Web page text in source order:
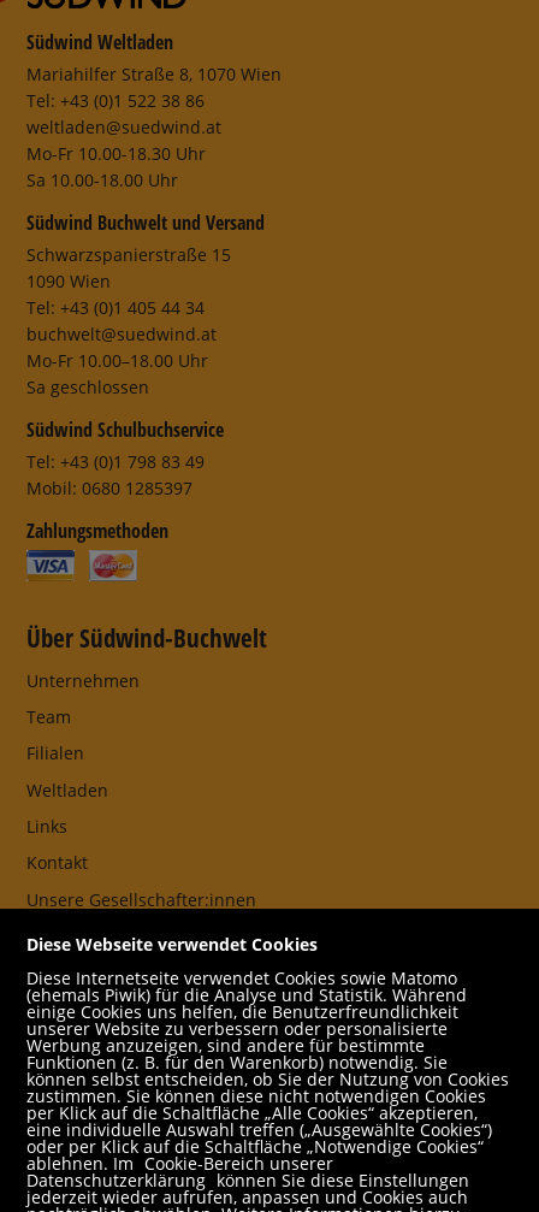
Südwind Weltladen
Mariahilfer Straße 8, 1070 Wien
Tel: +43 (0)1 522 38 86
weltladen@suedwind.at
Mo-Fr 10.00-18.30 Uhr
Sa 10.00-18.00 Uhr
Südwind Buchwelt und Versand
Schwarzspanierstraße 15
1090 Wien
Tel: +43 (0)1 405 44 34
buchwelt@suedwind.at
Mo-Fr 10.00–18.00 Uhr
Sa geschlossen
Südwind Schulbuchservice
Tel: +43 (0)1 798 83 49
Mobil: 0680 1285397
Zahlungsmethoden
Über Südwind-Buchwelt
Unternehmen
Team
Filialen
Weltladen
Links
Kontakt
Unsere Gesellschafter:innen
AGB
Impressum
Datenschutz- und Cookieerklärung
Freund:innen
Service
Jobs
Newsletter abonnieren
Schulbuchservice
Diese Webseite verwendet Cookies
Diese Internetseite verwendet Cookies sowie Matomo
(ehemals Piwik) für die Analyse und Statistik. Während
einige Cookies uns helfen, die Benutzerfreundlichkeit
unserer Website zu verbessern oder personalisierte
Werbung anzuzeigen, sind andere für bestimmte
Funktionen (z. B. für den Warenkorb) notwendig. Sie
können selbst entscheiden, ob Sie der Nutzung von Cookies
zustimmen. Sie können diese nicht notwendigen Cookies
per Klick auf die Schaltfläche „Alle Cookies“ akzeptieren,
eine individuelle Auswahl treffen („Ausgewählte Cookies“)
oder per Klick auf die Schaltfläche „Notwendige Cookies“
ablehnen. Im Cookie-Bereich unserer
Datenschutzerklärung können Sie diese Einstellungen
jederzeit wieder aufrufen, anpassen und Cookies auch